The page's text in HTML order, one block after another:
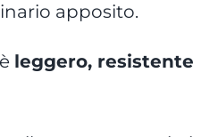
apposito.
leggero, resistente